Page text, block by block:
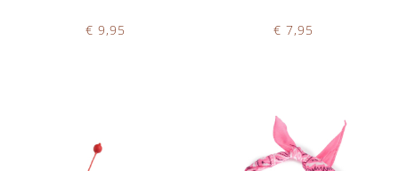
€ 9,95 € 7,95